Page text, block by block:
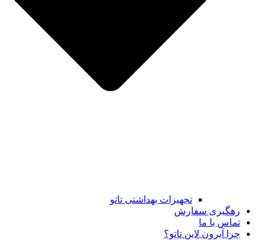
تجهیزات بهداشتی تاتو
رهگیری سفارش
تماس با ما
چرا آیرون لاین تاتو؟